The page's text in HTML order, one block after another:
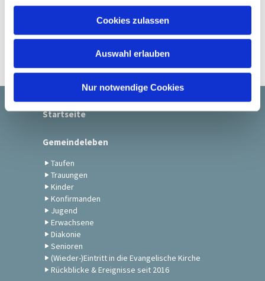
l
Cookies zulassen
Auswahl erlauben
Nur notwendige Cookies
Startseite
Gemeindeleben
Taufen
Trauungen
Kinder
Konfirmanden
Jugend
Erwachsene
Diakonie
Senioren
(Wieder-)Eintritt in die Evangelische Kirche
Rückblicke & Ereignisse seit 2016